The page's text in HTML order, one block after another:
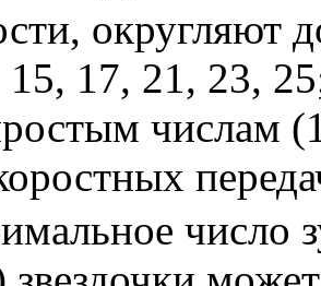
округляют
17, 21, 23,
числам
число